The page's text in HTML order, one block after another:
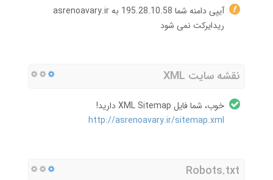
آیپی دامنه شما 195.28.10.58 به asrenoavary.ir
ریدایرکت نمی شود
نقشه سایت XML
خوب، شما فایل XML Sitemap دارید!
http://asrenoavary.ir/sitemap.xml
Robots.txt